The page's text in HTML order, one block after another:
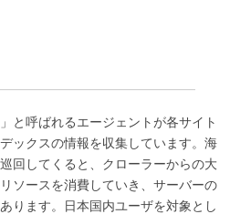
と呼ばれるエージェントが各サイト
ックスの情報を収集しています。海
回してくると、クローラーからの大
ソースを消費していき、サーバーの
ります。日本国内ユーザを対象とし